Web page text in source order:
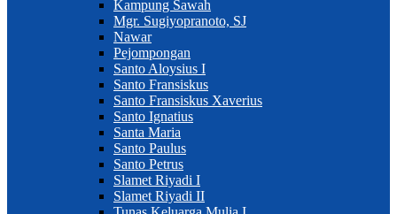
Kampung Sawah
Mgr. Sugiyopranoto, SJ
Nawar
Pejompongan
Santo Aloysius I
Santo Fransiskus
Santo Fransiskus Xaverius
Santo Ignatius
Santa Maria
Santo Paulus
Santo Petrus
Slamet Riyadi I
Slamet Riyadi II